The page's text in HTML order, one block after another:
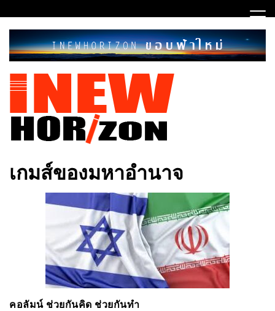
to
content
INEWHORIZON
เกมส์ของมหาอำนาจ
คอลัมน์ ช่วยกันคิด ช่วยกันทำ